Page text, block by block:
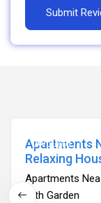
Ανοιχτά
Apartments
Relaxing
Apartments
with Garden